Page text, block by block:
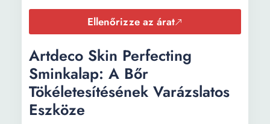
Ellenőrizze az árat
Artdeco Skin Perfecting
Sminkalap: A Bőr
Tökéletesítésének Varázslatos
Eszköze